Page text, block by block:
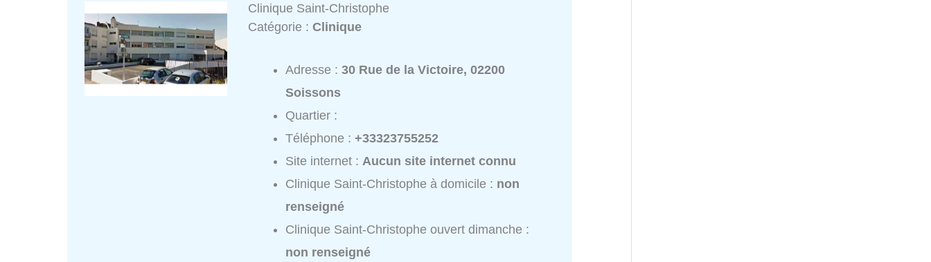
Clinique Saint-Christophe
Catégorie :Clinique
Adresse :30 Rue de la Victoire, 02200
Soissons
Quartier :
Téléphone :+33323755252
Site internet : Aucun site internet connu
Clinique Saint-Christophe à domicile : non
renseigné
Clinique Saint-Christophe ouvert dimanche :
non renseigné